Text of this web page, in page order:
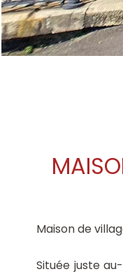
Maison de
Située juste